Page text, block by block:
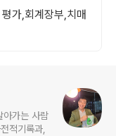
가,회계장부,치매
아가는 사람
적기록과,